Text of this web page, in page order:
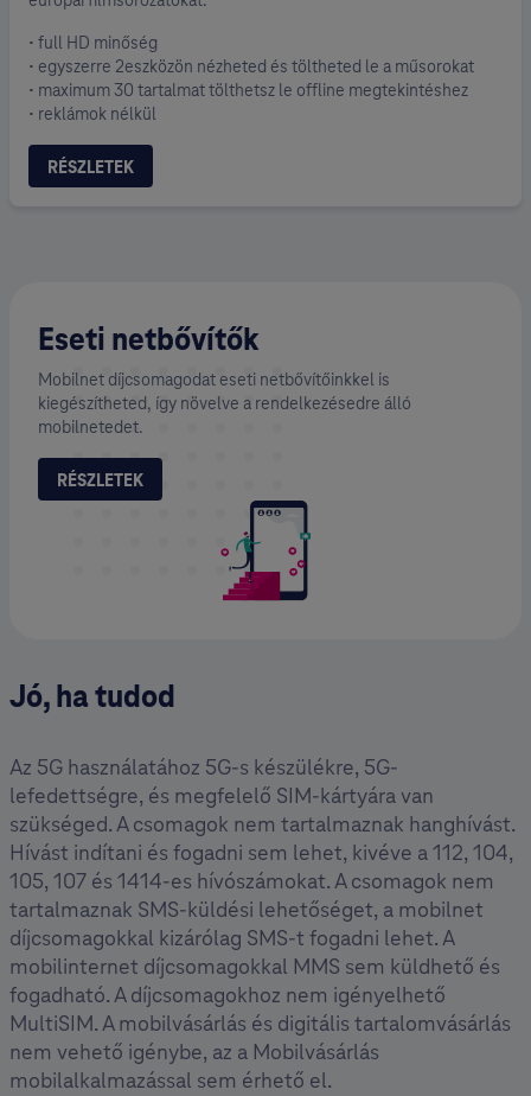
• full HD minőség
• egyszerre 2eszközön nézheted és töltheted le a műsorokat
• maximum 30 tartalmat tölthetsz le offline megtekintéshez
• reklámok nélkül
RÉSZLETEK
Eseti netbővítők
Mobilnet díjcsomagodat eseti netbővítőinkkel is
kiegészítheted, így növelve a rendelkezésedre álló
mobilnetedet.
RÉSZLETEK
Jó, ha tudod
Az 5G használatához 5G-s készülékre, 5G-
lefedettségre, és megfelelő SIM-kártyára van
szükséged. A csomagok nem tartalmaznak hanghívást.
Hívást indítani és fogadni sem lehet, kivéve a 112, 104,
105, 107 és 1414-es hívószámokat. A csomagok nem
tartalmaznak SMS-küldési lehetőséget, a mobilnet
díjcsomagokkal kizárólag SMS-t fogadni lehet. A
mobilinternet díjcsomagokkal MMS sem küldhető és
fogadható. A díjcsomagokhoz nem igényelhető
MultiSIM. A mobilvásárlás és digitális tartalomvásárlás
nem vehető igénybe, az a Mobilvásárlás
mobilalkalmazással sem érhető el.